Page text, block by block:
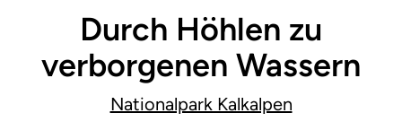
Durch Höhlen zu
verborgenen Wassern
Nationalpark Kalkalpen